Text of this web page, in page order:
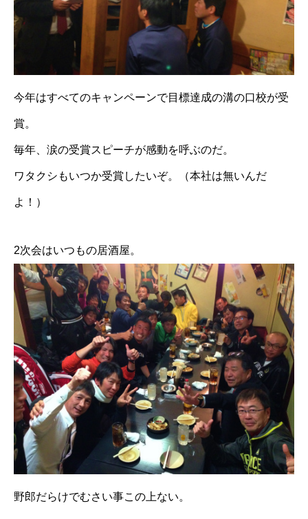
今年はすべてのキャンペーンで目標達成の溝の口校が受
賞。
毎年、涙の受賞スピーチが感動を呼ぶのだ。
ワタクシもいつか受賞したいぞ。（本社は無いんだ
よ！）
2次会はいつもの居酒屋。
野郎だらけでむさい事この上ない。